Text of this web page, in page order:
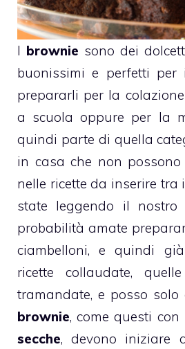
I brownie sono dei
buonissimi e perfetti per
prepararli per la
a scuola oppure per la
quindi parte di quella
in casa che non
nelle ricette da inserire tra
state leggendo il nostro
probabilità amate
ciambelloni, e quindi
ricette collaudate,
tramandate, e posso
brownie, come questi con
secche, devono iniziare